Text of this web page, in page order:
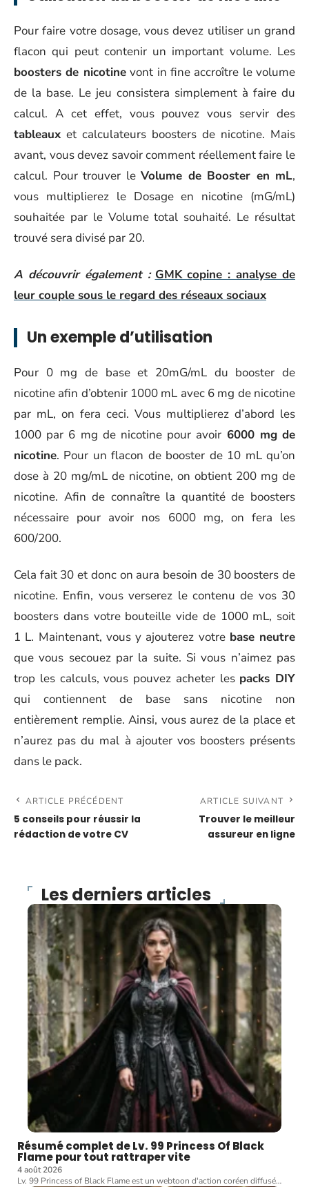
Pour faire votre dosage, vous devez utiliser un grand
flacon qui peut contenir un important volume. Les
boosters de nicotinevont in fine accroître le volume
de la base. Le jeu consistera simplement à faire du
calcul. A cet effet, vous pouvez vous servir des
tableaux et calculateurs boosters de nicotine. Mais
avant, vous devez savoir comment réellement faire le
calcul. Pour trouver le Volume de Booster en mL,
vous multiplierez le Dosage en nicotine (mG/mL)
souhaitée par le Volume total souhaité. Le résultat
trouvé sera divisé par 20.
A découvrir également : GMK copine : analyse de
leur couple sous le regard des réseaux sociaux
Un exemple d’utilisation
Pour 0 mg de base et 20mG/mL du booster de
nicotine afin d’obtenir 1000 mL avec 6 mg de nicotine
par mL, on fera ceci. Vous multiplierez d’abord les
1000 par 6 mg de nicotine pour avoir 6000 mg de
nicotine. Pour un flacon de booster de 10 mL qu’on
dose à 20 mg/mL de nicotine, on obtient 200 mg de
nicotine. Afin de connaître la quantité de boosters
nécessaire pour avoir nos 6000 mg, on fera les
600/200.
Cela fait 30 et donc on aura besoin de 30 boosters de
nicotine. Enfin, vous verserez le contenu de vos 30
boosters dans votre bouteille vide de 1000 mL, soit
1 L. Maintenant, vous y ajouterez votre base neutre
que vous secouez par la suite. Si vous n’aimez pas
trop les calculs, vous pouvez acheter les packs DIY
qui contiennent de base sans nicotine non
entièrement remplie. Ainsi, vous aurez de la place et
n’aurez pas du mal à ajouter vos boosters présents
dans le pack.
ARTICLE PRÉCÉDENT
5 conseils pour réussir la
rédaction de votre CV
ARTICLE SUIVANT
Trouver le meilleur
assureur en ligne
Les derniers articles
Résumé complet de Lv. 99 Princess Of Black
Flame pour tout rattraper vite
4 août 2026
Lv. 99 Princess of Black Flame est un webtoon d'action coréen diffusé…